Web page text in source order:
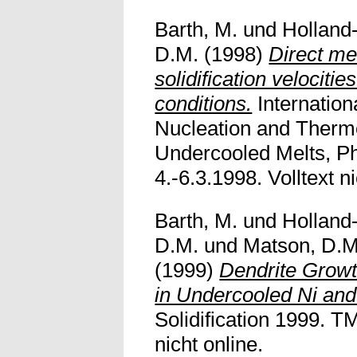
Barth, M. und
D.M. (1998)Direct
solidification
conditions.
Nucleation and
Undercooled Melts,
4.-6.3.1998. Volltext
Barth, M. und
D.M. und Matson,
(1999) Dendrite
in Undercooled Ni
Solidification 1999.
nicht online.